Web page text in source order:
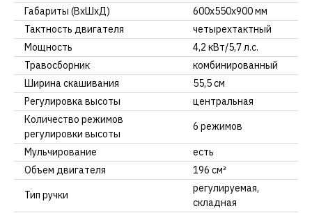
Габариты (ВхШхД)
600х550х900 мм
Тактность двигателя
четырехтактный
Мощность
4,2 кВт/5,7 л.с.
Травосборник
комбинированный
Ширина скашивания
55,5 см
Регулировка высоты
центральная
Количество режимов
регулировки высоты
6 режимов
Мульчирование
есть
Объем двигателя
196 см³
Тип ручки
регулируемая,
складная